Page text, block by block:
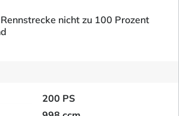
nicht zu 100 Prozent
200 PS